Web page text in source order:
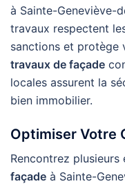
à Sainte-Geneviève-
travaux respectent
sanctions et protège
travaux de façade
locales assurent la
bien immobilier.
Optimiser Votre
Rencontrez plusieurs
façade à Sainte-